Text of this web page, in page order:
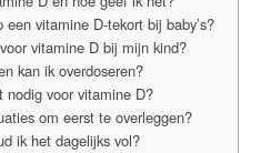
vitamine D-tekort bij baby’s?
vitamine D bij mijn kind?
kan ik overdoseren?
nodig voor vitamine D?
om eerst te overleggen?
ik het dagelijks vol?